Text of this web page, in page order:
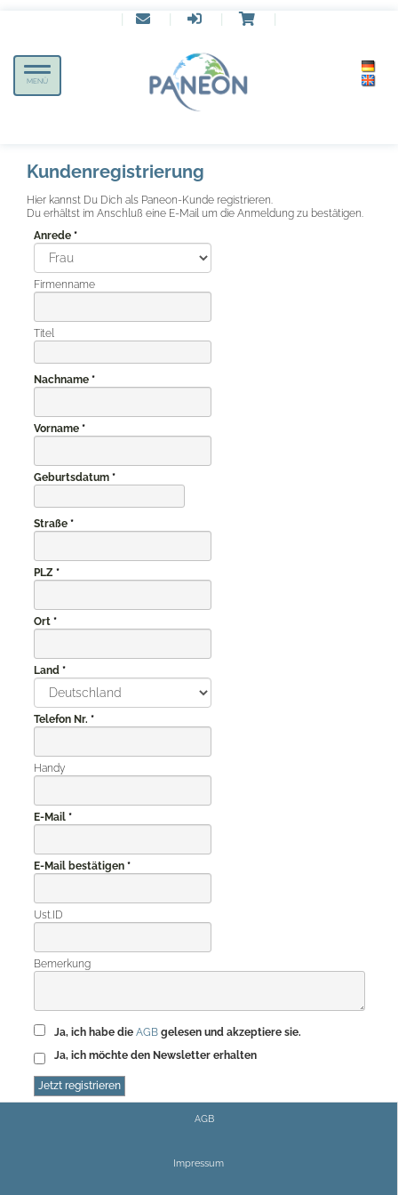
| | | |
Toggle
navigation
MENÜ
Kundenregistrierung
Hier kannst Du Dich als Paneon-Kunde registrieren.
Du erhältst im Anschluß eine E-Mail um die Anmeldung zu bestätigen.
Anrede
Firmenname
Titel
Nach­name
Vorname
Geburts­datum
Straße
PLZ
Ort
Land
Telefon Nr.
Handy
E-Mail
E-Mail bestätigen
Ust.ID
Bemerkung
Ja, ich habe dieAGB gelesen und akzeptiere sie.
Ja, ich möchte den Newsletter erhalten
AGB
Impressum